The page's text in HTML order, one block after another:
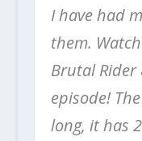
I have had
them.
Brutal Rider
episode!
long, it has